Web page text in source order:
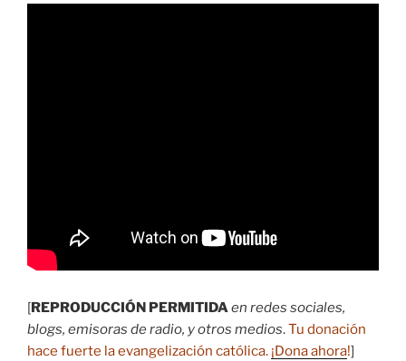
[REPRODUCCIÓN PERMITIDAen redes sociales,
blogs, emisoras de radio, y otros medios.Tu donación
hace fuerte la evangelización católica. ¡Dona ahora!]